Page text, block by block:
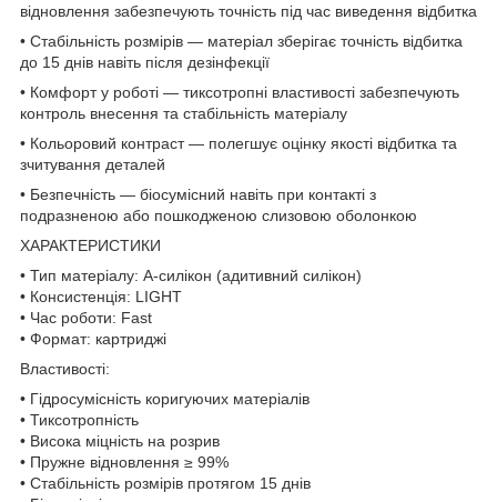
відновлення забезпечують точність під час виведення відбитка
• Стабільність розмірів — матеріал зберігає точність відбитка
до 15 днів навіть після дезінфекції
• Комфорт у роботі — тиксотропні властивості забезпечують
контроль внесення та стабільність матеріалу
• Кольоровий контраст — полегшує оцінку якості відбитка та
зчитування деталей
• Безпечність — біосумісний навіть при контакті з
подразненою або пошкодженою слизовою оболонкою
ХАРАКТЕРИСТИКИ
• Тип матеріалу: А-силікон (адитивний силікон)
• Консистенція: LIGHT
• Час роботи: Fast
• Формат: картриджі
Властивості:
• Гідросумісність коригуючих матеріалів
• Тиксотропність
• Висока міцність на розрив
• Пружне відновлення ≥ 99%
• Стабільність розмірів протягом 15 днів